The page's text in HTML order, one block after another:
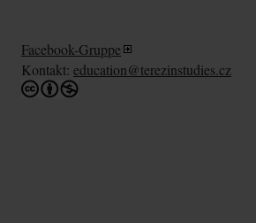
Facebook-Gruppe
Kontakt: education@terezinstudies.cz